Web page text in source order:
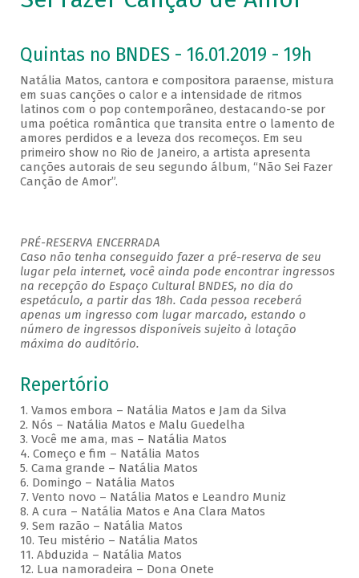
Quintas no BNDES - 16.01.2019 - 19h
Natália Matos, cantora e compositora paraense, mistura
em suas canções o calor e a intensidade de ritmos
latinos com o pop contemporâneo, destacando-se por
uma poética romântica que transita entre o lamento de
amores perdidos e a leveza dos recomeços. Em seu
primeiro show no Rio de Janeiro, a artista apresenta
canções autorais de seu segundo álbum, “Não Sei Fazer
Canção de Amor”.
PRÉ-RESERVA ENCERRADA
Caso não tenha conseguido fazer a pré-reserva de seu
lugar pela internet, você ainda pode encontrar ingressos
na recepção do Espaço Cultural BNDES, no dia do
espetáculo, a partir das 18h. Cada pessoa receberá
apenas um ingresso com lugar marcado, estando o
número de ingressos disponíveis sujeito à lotação
máxima do auditório.
Repertório
1. Vamos embora – Natália Matos e Jam da Silva
2. Nós – Natália Matos e Malu Guedelha
3. Você me ama, mas – Natália Matos
4. Começo e fim – Natália Matos
5. Cama grande – Natália Matos
6. Domingo – Natália Matos
7. Vento novo – Natália Matos e Leandro Muniz
8. A cura – Natália Matos e Ana Clara Matos
9. Sem razão – Natália Matos
10. Teu mistério – Natália Matos
11. Abduzida – Natália Matos
12. Lua namoradeira – Dona Onete